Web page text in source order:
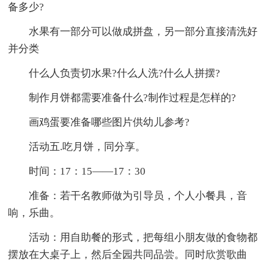
备多少?
水果有一部分可以做成拼盘，另一部分直接清洗好
并分类
什么人负责切水果?什么人洗?什么人拼摆?
制作月饼都需要准备什么?制作过程是怎样的?
画鸡蛋要准备哪些图片供幼儿参考?
活动五.吃月饼，同分享。
时间：17：15——17：30
准备：若干名教师做为引导员，个人小餐具，音
响，乐曲。
活动：用自助餐的形式，把每组小朋友做的食物都
摆放在大桌子上，然后全园共同品尝。同时欣赏歌曲